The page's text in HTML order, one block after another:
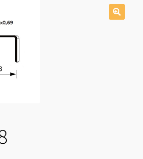
menu
child